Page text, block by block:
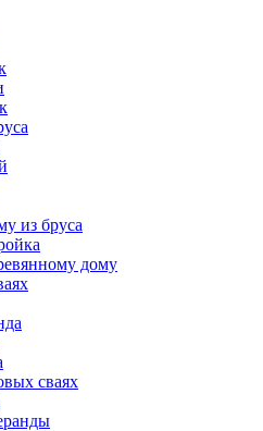
из бруса
дому
сваях